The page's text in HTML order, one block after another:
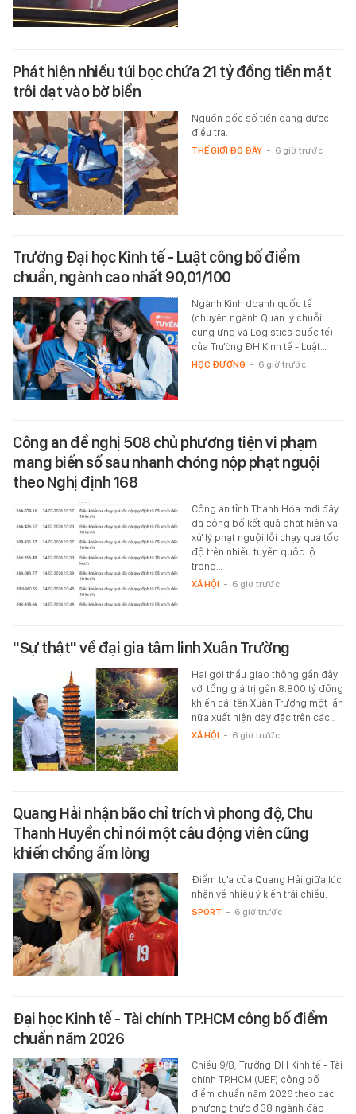
Phát hiện nhiều túi bọc chứa 21 tỷ đồng tiền mặt
trôi dạt vào bờ biển
Nguồn gốc số tiền đang được
điều tra.
THẾ GIỚI ĐÓ ĐÂY - 6 giờ trước
Trường Đại học Kinh tế - Luật công bố điểm
chuẩn, ngành cao nhất 90,01/100
Ngành Kinh doanh quốc tế
(chuyên ngành Quản lý chuỗi
cung ứng và Logistics quốc tế)
của Trường ĐH Kinh tế - Luật…
HỌC ĐƯỜNG - 6 giờ trước
Công an đề nghị 508 chủ phương tiện vi phạm
mang biển số sau nhanh chóng nộp phạt nguội
theo Nghị định 168
Công an tỉnh Thanh Hóa mới đây
đã công bố kết quả phát hiện và
xử lý phạt nguội lỗi chạy quá tốc
độ trên nhiều tuyến quốc lộ
trong…
XÃ HỘI - 6 giờ trước
"Sự thật" về đại gia tâm linh Xuân Trường
Hai gói thầu giao thông gần đây
với tổng giá trị gần 8.800 tỷ đồng
khiến cái tên Xuân Trường một lần
nữa xuất hiện dày đặc trên các…
XÃ HỘI - 6 giờ trước
Quang Hải nhận bão chỉ trích vì phong độ, Chu
Thanh Huyền chỉ nói một câu động viên cũng
khiến chồng ấm lòng
Điểm tựa của Quang Hải giữa lúc
nhận về nhiều ý kiến trái chiều.
SPORT - 6 giờ trước
Đại học Kinh tế - Tài chính TP.HCM công bố điểm
chuẩn năm 2026
Chiều 9/8, Trường ĐH Kinh tế - Tài
chính TP.HCM (UEF) công bố
điểm chuẩn năm 2026 theo các
phương thức ở 38 ngành đào